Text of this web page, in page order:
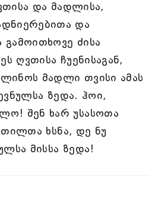
და მადლისა,
და
ძისა
ღვთისა ჩუენისაგან,
მადლი თვისი ამას
ზედა. ჰოი,
შენ ხარ უსასოთა
ხსნა, დე ნუ
მისსა ზედა!